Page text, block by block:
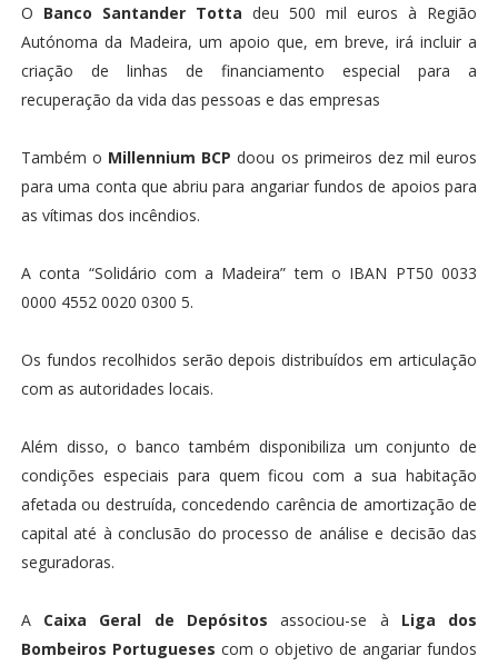
O Banco Santander Totta deu 500 mil euros à Região
Autónoma da Madeira, um apoio que, em breve, irá incluir a
criação de linhas de financiamento especial para a
recuperação da vida das pessoas e das empresas
Também o Millennium BCP doou os primeiros dez mil euros
para uma conta que abriu para angariar fundos de apoios para
as vítimas dos incêndios.
A conta “Solidário com a Madeira” tem o IBAN PT50 0033
0000 4552 0020 0300 5.
Os fundos recolhidos serão depois distribuídos em articulação
com as autoridades locais.
Além disso, o banco também disponibiliza um conjunto de
condições especiais para quem ficou com a sua habitação
afetada ou destruída, concedendo carência de amortização de
capital até à conclusão do processo de análise e decisão das
seguradoras.
ACaixa Geral de Depósitos associou-se à Liga dos
Bombeiros Portugueses com o objetivo de angariar fundos